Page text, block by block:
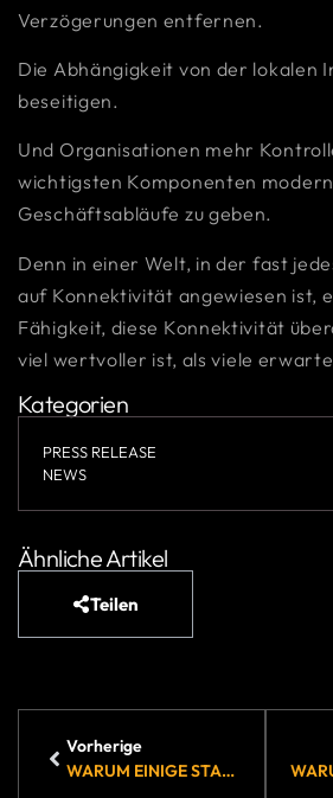
Verzögerungen entfernen.
Die Abhängigkeit von der lokalen
beseitigen.
Und Organisationen mehr
wichtigsten Komponenten
Geschäftsabläufe zu geben.
Denn in einer Welt, in der fast
auf Konnektivität angewiesen ist,
Fähigkeit, diese Konnektivität
viel wertvoller ist, als viele
Kategorien
PRESS RELEASE
NEWS
Ähnliche Artikel
Teilen
Vorherige
WARUM EINIGE STARLINK-NUTZER IHREN SERVICE ZU BRDY ÜBERTRAGEN